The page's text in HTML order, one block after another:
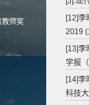
师奖
[12]李
2019
[13]李
学报
[14]李
科技